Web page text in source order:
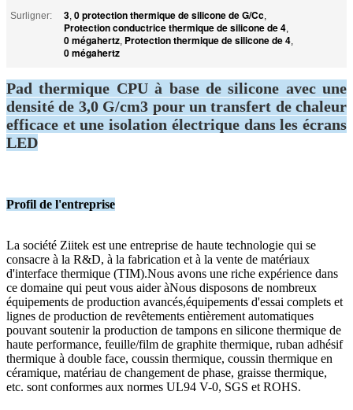
Surligner: 3, 0 protection thermique de silicone de G/Cc,
Protection conductrice thermique de silicone de 4,
0 mégahertz, Protection thermique de silicone de 4,
0 mégahertz
Pad thermique CPU à base de silicone avec une
densité de 3,0 G/cm3 pour un transfert de chaleur
efficace et une isolation électrique dans les écrans
LED
Profil de l'entreprise
La société Ziitek est une entreprise de haute technologie qui se
consacre à la R&D, à la fabrication et à la vente de matériaux
d'interface thermique (TIM).Nous avons une riche expérience dans
ce domaine qui peut vous aider àNous disposons de nombreux
équipements de production avancés,équipements d'essai complets et
lignes de production de revêtements entièrement automatiques
pouvant soutenir la production de tampons en silicone thermique de
haute performance, feuille/film de graphite thermique, ruban adhésif
thermique à double face, coussin thermique, coussin thermique en
céramique, matériau de changement de phase, graisse thermique,
etc. sont conformes aux normes UL94 V-0, SGS et ROHS.